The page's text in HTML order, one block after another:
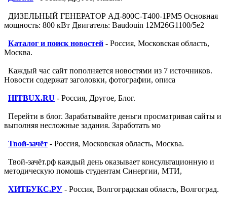
ДИЗЕЛЬНЫЙ ГЕНЕРАТОР АД-800С-Т400-1РМ5 Основная
мощность: 800 кВт Двигатель: Baudouin 12M26G1100/5e2
Каталог и поиск новостей - Россия, Московская область,
Москва.
Каждый час сайт пополняется новостями из 7 источников.
Новости содержат заголовки, фотографии, описа
HITBUX.RU - Россия, Другое, Блог.
Перейти в блог. Зарабатывайте деньги просматривая сайты и
выполняя несложные задания. Заработать мо
Твой-зачёт - Россия, Московская область, Москва.
Твой-зачёт.рф каждый день оказывает консультационную и
методическую помошь студентам Синергии, МТИ,
ХИТБУКС.РУ - Россия, Волгоградская область, Волгоград.